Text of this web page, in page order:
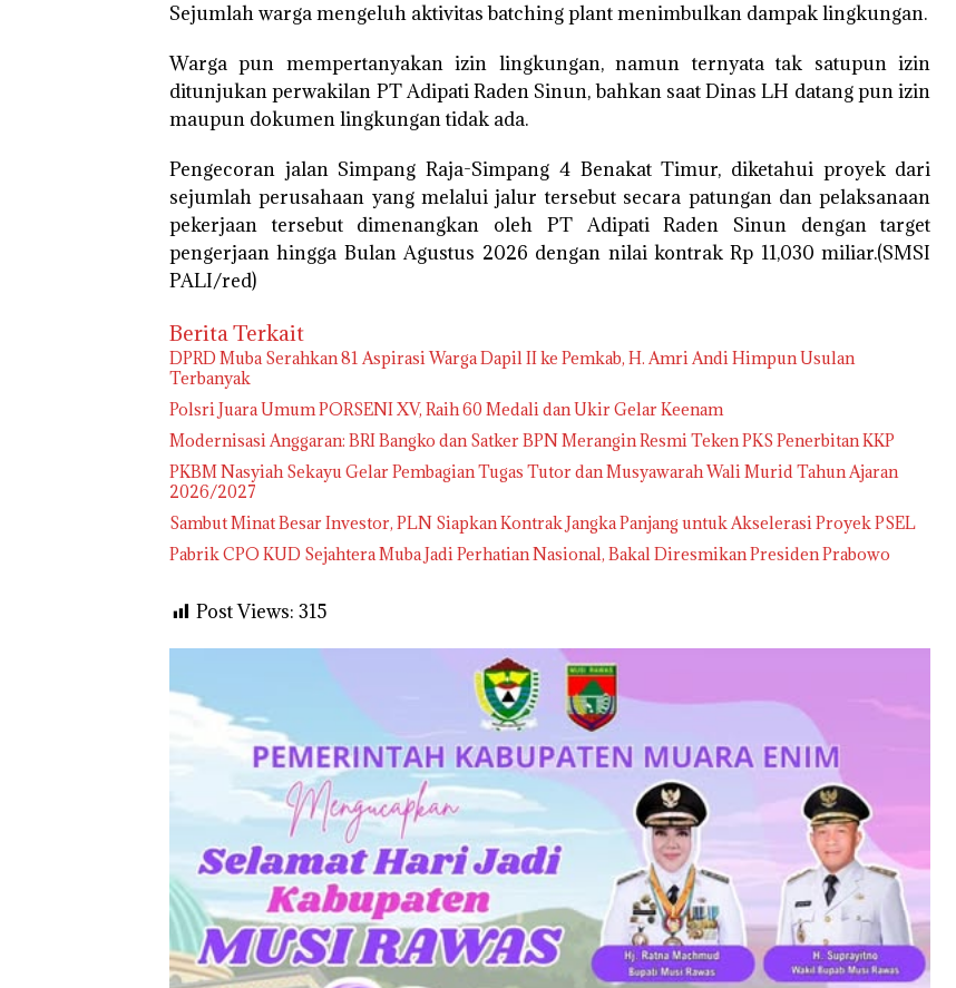
Sejumlah warga mengeluh aktivitas batching plant menimbulkan dampak lingkungan.
Warga pun mempertanyakan izin lingkungan, namun ternyata tak satupun izin
ditunjukan perwakilan PT Adipati Raden Sinun, bahkan saat Dinas LH datang pun izin
maupun dokumen lingkungan tidak ada.
Pengecoran jalan Simpang Raja-Simpang 4 Benakat Timur, diketahui proyek dari
sejumlah perusahaan yang melalui jalur tersebut secara patungan dan pelaksanaan
pekerjaan tersebut dimenangkan oleh PT Adipati Raden Sinun dengan target
pengerjaan hingga Bulan Agustus 2026 dengan nilai kontrak Rp 11,030 miliar.(SMSI
PALI/red)
Berita Terkait
DPRD Muba Serahkan 81 Aspirasi Warga Dapil II ke Pemkab, H. Amri Andi Himpun Usulan
Terbanyak
Polsri Juara Umum PORSENI XV, Raih 60 Medali dan Ukir Gelar Keenam
Modernisasi Anggaran: BRI Bangko dan Satker BPN Merangin Resmi Teken PKS Penerbitan KKP
PKBM Nasyiah Sekayu Gelar Pembagian Tugas Tutor dan Musyawarah Wali Murid Tahun Ajaran
2026/2027
Sambut Minat Besar Investor, PLN Siapkan Kontrak Jangka Panjang untuk Akselerasi Proyek PSEL
Pabrik CPO KUD Sejahtera Muba Jadi Perhatian Nasional, Bakal Diresmikan Presiden Prabowo
Post Views: 315